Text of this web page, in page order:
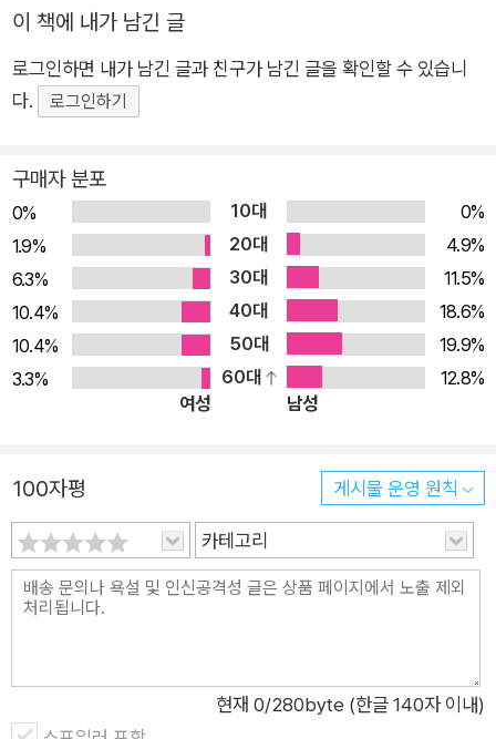
도 2,000만 명이 희생되었는데 이는 매일 약 1,200명에 이르는
는 대체로 대규모 전쟁을 더는 찾아볼 수 없는 ‘장기 평화’의 냉전
시대에 진입하게 되었다.”(879쪽)라는 서구의 역사적 시선이 아
다. 책의 저자 체임벌린은 ‘장기 평화’가 유럽과 북아메리카에만
국한되었을 뿐, 동일한 시기 아시아에서는 내전, 해방전쟁, 초강
대국들의 대리전 등으로 끔찍한 ‘열전’이 지속되었음을 방대한 연
구를 통해 증명한다. ‘냉전 국제사 프로젝트Cold War Internati
onal Project’와 ‘국가안보 문서보관소National Security Archi
ve’가 기밀 해제한 미국, 소련 및 중국의 문서, CIA 문서를 비롯
해 비정부기구와 인권단체의 자료, 구술, 목격담, 언론인 인터뷰
등을 통해 당시 역사적 현장의 이야기를 생생하게 전달하기도 한
는데 3부는 ‘세 전선’으로 바꿔 읽어도 무방하다. 첫 전선(1부, 19
45년~1954년)은 동아시아에서 대두한 공산주의 공세를 다룬
다. 5년간의 내전을 통해 1949년에 중국 공산당의 혁명이 성공
하자 포스트식민주의 세계의 혁명 전사들은 크게 고무 받았다. 두
강대국 미국과 소련을 긴장시켰으며 아시아에 눈을 돌리게 만들
다. 미국은 ‘공산주의 팽창’의 봉쇄 전략을 위해 서둘러 자국의 군
대를 전개했으며, 소련은 ‘자본주의 포위’를 깨뜨리려 들었다. 워
이 책에 내가 남긴 글
로그인하면 내가 남긴 글과 친구가 남긴 글을 확인할 수 있습니
다.
로그인하기
구매자 분포
0% 10대
0%
1.9%
20대
4.9%
6.3%
30대
11.5%
10.4%
40대
18.6%
10.4%
50대
19.9%
3.3%
60대
12.8%
여성
남성
100자평 게시물 운영 원칙
카테고리
현재 0/280byte (한글 140자 이내)